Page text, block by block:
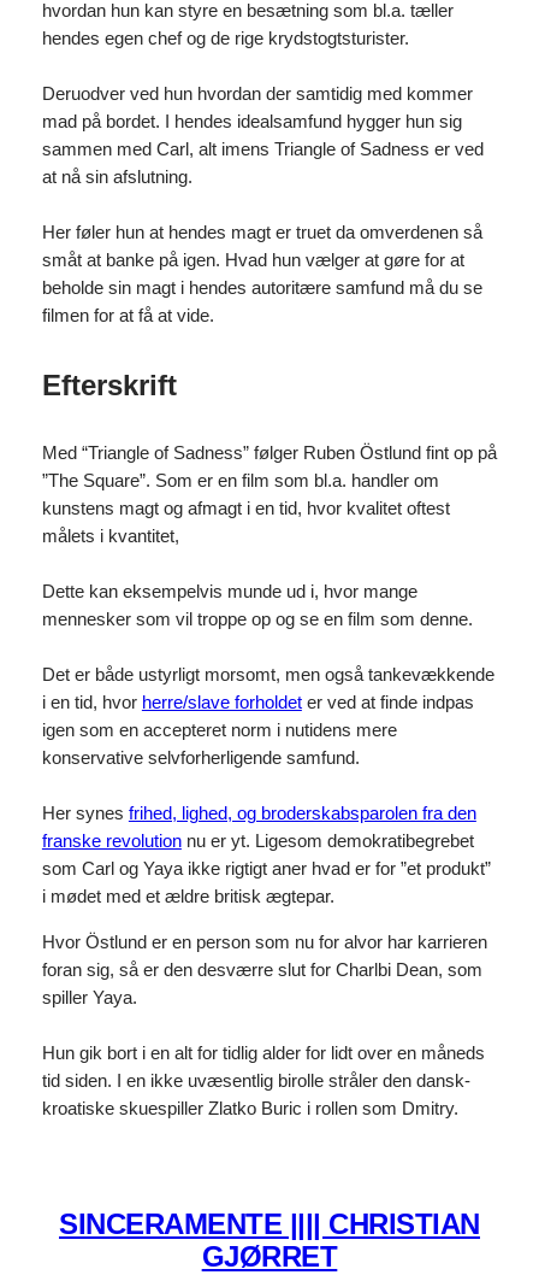
hvordan hun kan styre en besætning som bl.a. tæller
hendes egen chef og de rige krydstogtsturister.
Deruodver ved hun hvordan der samtidig med kommer
mad på bordet. I hendes idealsamfund hygger hun sig
sammen med Carl, alt imens Triangle of Sadness er ved
at nå sin afslutning.
Her føler hun at hendes magt er truet da omverdenen så
småt at banke på igen. Hvad hun vælger at gøre for at
beholde sin magt i hendes autoritære samfund må du se
filmen for at få at vide.
Efterskrift
Med “Triangle of Sadness” følger Ruben Östlund fint op på
”The Square”. Som er en film som bl.a. handler om
kunstens magt og afmagt i en tid, hvor kvalitet oftest
målets i kvantitet,
Dette kan eksempelvis munde ud i, hvor mange
mennesker som vil troppe op og se en film som denne.
Det er både ustyrligt morsomt, men også tankevækkende
i en tid, hvor herre/slave forholdeter ved at finde indpas
igen som en accepteret norm i nutidens mere
konservative selvforherligende samfund.
Her synes frihed, lighed, og broderskabsparolen fra den
franske revolutionnu er yt. Ligesom demokratibegrebet
som Carl og Yaya ikke rigtigt aner hvad er for ”et produkt”
i mødet med et ældre britisk ægtepar.
Hvor Östlund er en person som nu for alvor har karrieren
foran sig, så er den desværre slut for Charlbi Dean, som
spiller Yaya.
Hun gik bort i en alt for tidlig alder for lidt over en måneds
tid siden. I en ikke uvæsentlig birolle stråler den dansk-
kroatiske skuespiller Zlatko Buric i rollen som Dmitry.
SINCERAMENTE |||| CHRISTIAN
GJØRRET